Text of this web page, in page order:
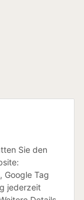
Sie den
Google Tag
jederzeit